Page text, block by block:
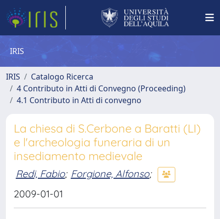
IRIS
IRIS
Catalogo Ricerca
4 Contributo in Atti di Convegno (Proceeding)
4.1 Contributo in Atti di convegno
La chiesa di S.Cerbone a Baratti (LI)
e l'archeologia funeraria di un
insediamento medievale
Redi, Fabio; Forgione, Alfonso;
2009-01-01